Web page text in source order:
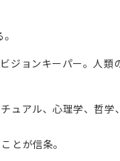
ジョンキーパー。人
ュアル、心理学、哲
とが信条。